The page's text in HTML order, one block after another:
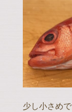
少し小さめ